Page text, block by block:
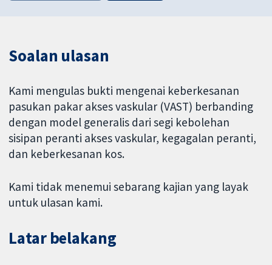
Soalan ulasan
Kami mengulas bukti mengenai keberkesanan
pasukan pakar akses vaskular (VAST) berbanding
dengan model generalis dari segi kebolehan
sisipan peranti akses vaskular, kegagalan peranti,
dan keberkesanan kos.
Kami tidak menemui sebarang kajian yang layak
untuk ulasan kami.
Latar belakang